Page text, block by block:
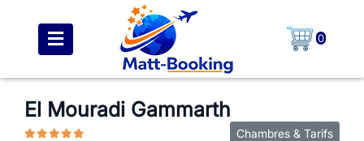
0
El Mouradi Gammarth
Chambres & Tarifs